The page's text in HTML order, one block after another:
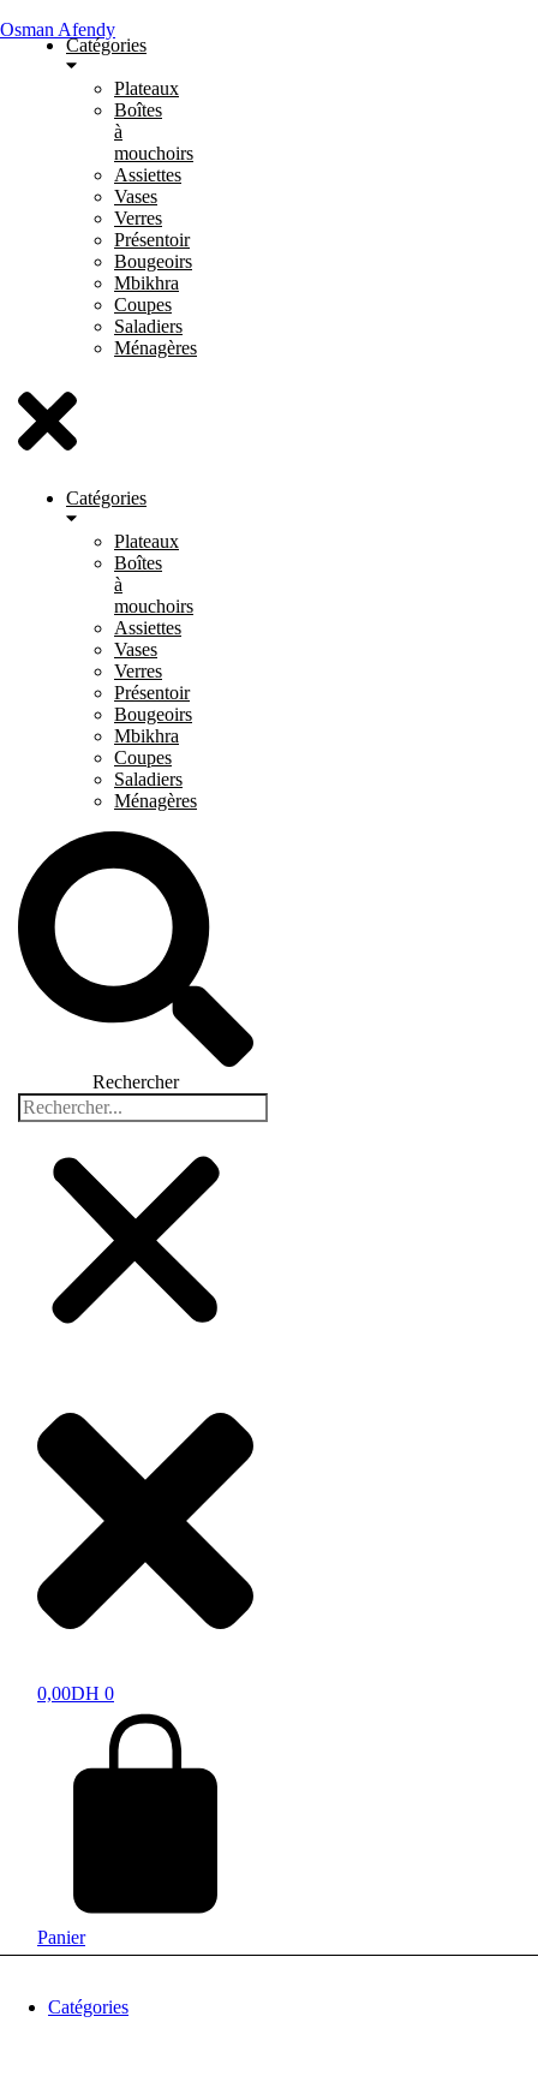
Osman Afendy
Catégories
Plateaux
Boîtes
à
mouchoirs
Assiettes
Vases
Verres
Présentoir
Bougeoirs
Mbikhra
Coupes
Saladiers
Ménagères
Catégories
Plateaux
Boîtes
à
mouchoirs
Assiettes
Vases
Verres
Présentoir
Bougeoirs
Mbikhra
Coupes
Saladiers
Ménagères
Rechercher
0,00DH 0
Panier
Catégories